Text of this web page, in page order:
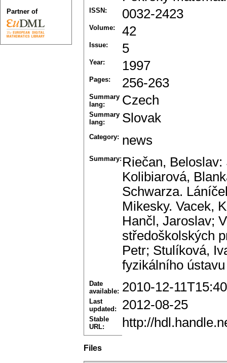
ISSN: 0032-2423
Volume: 42
Issue: 5
Year: 1997
Pages: 256-263
Summary
lang:
Czech
Summary
lang:
Slovak
Category: news
Summary: Riečan,
Kolibiarová,
Schwarza.
Mikesky. Vacek,
Hančl, Jaroslav;
středoškolských
Petr; Stulíková,
fyzikálního
Date
available: 2010-12-
Last
updated:
2012-08-25
Stable
URL:
http://
Files
Partner of